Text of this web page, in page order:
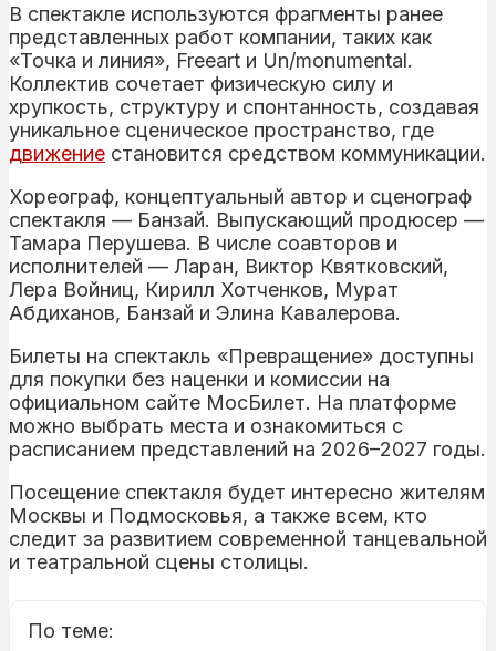
В спектакле используются фрагменты ранее
представленных работ компании, таких как
«Точка и линия», Freeart и Un/monumental.
Коллектив сочетает физическую силу и
хрупкость, структуру и спонтанность, создавая
уникальное сценическое пространство, где
движение становится средством коммуникации.
Хореограф, концептуальный автор и сценограф
спектакля — Банзай. Выпускающий продюсер —
Тамара Перушева. В числе соавторов и
исполнителей — Ларан, Виктор Квятковский,
Лера Войниц, Кирилл Хотченков, Мурат
Абдиханов, Банзай и Элина Кавалерова.
Билеты на спектакль «Превращение» доступны
для покупки без наценки и комиссии на
официальном сайте МосБилет. На платформе
можно выбрать места и ознакомиться с
расписанием представлений на 2026–2027 годы.
Посещение спектакля будет интересно жителям
Москвы и Подмосковья, а также всем, кто
следит за развитием современной танцевальной
и театральной сцены столицы.
По теме: